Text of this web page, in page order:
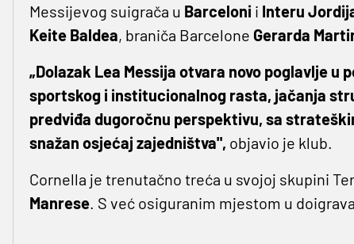
Messijevog suigrača u Barceloni i Interu
Keite Baldea, braniča Barcelone Gerarda
„Dolazak Lea Messija otvara novo poglavlje
sportskog i institucionalnog rasta, jačanja
predviđa dugoročnu perspektivu, sa
snažan osjećaj zajedništva", objavio je klub.
Cornella je trenutačno treća u svojoj skupini
Manrese. S već osiguranim mjestom u